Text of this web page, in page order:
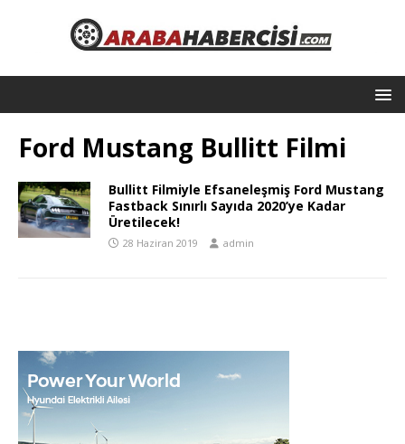
Ford Mustang Bullitt Filmi
Bullitt Filmiyle Efsaneleşmiş Ford Mustang
Fastback Sınırlı Sayıda 2020’ye Kadar
Üretilecek!
28 Haziran 2019 admin